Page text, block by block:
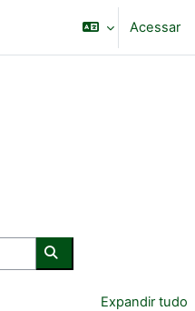
Acessar
Buscar cursos
Expandir tudo